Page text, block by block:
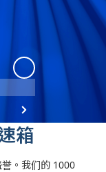
1000 2000 :
箱
。我们的 1000